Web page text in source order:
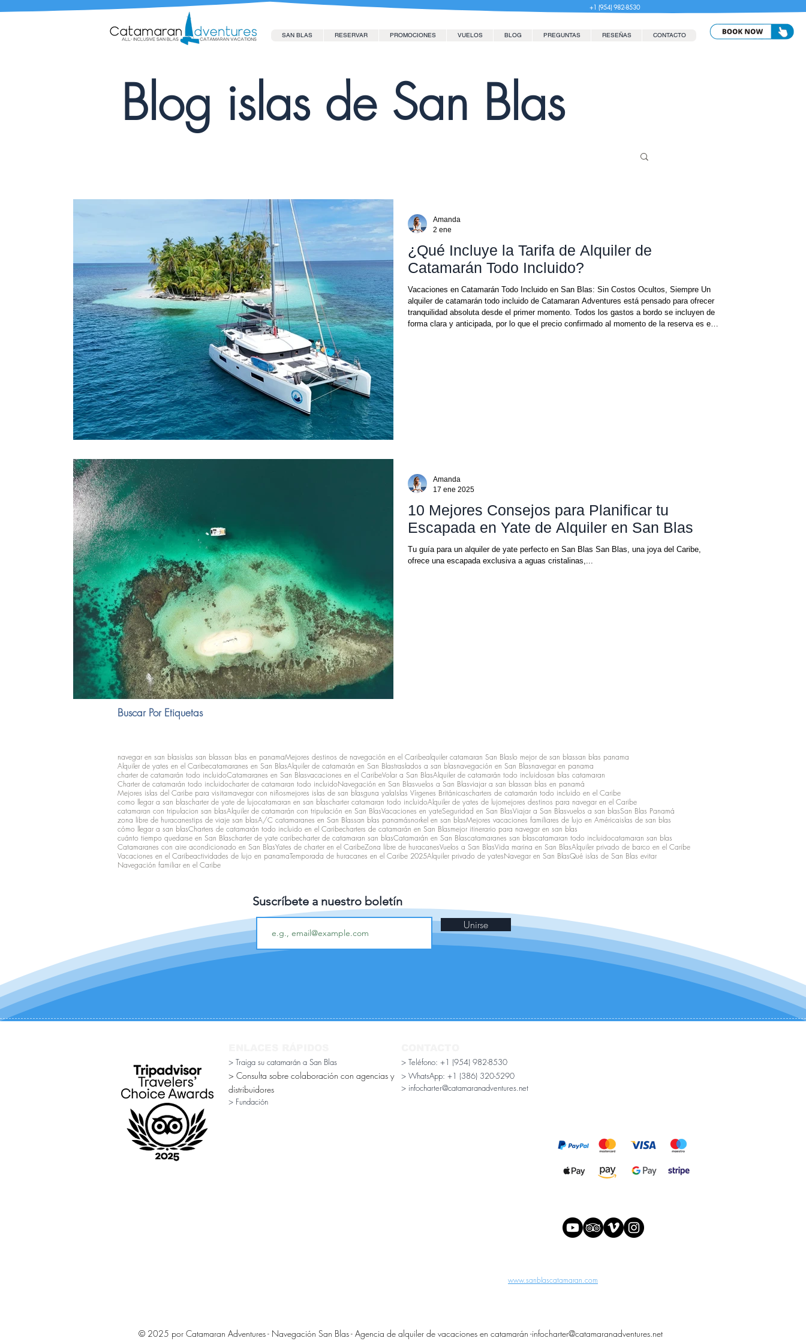
+1 (954) 982-8530
SAN BLAS RESERVAR PROMOCIONES VUELOS BLOG PREGUNTAS RESEÑAS CONTACTO
Blog islas de San Blas
¿Qué Incluye la Tarifa de Alquiler de
Catamarán Todo Incluido?
Vacaciones en Catamarán Todo Incluido en San Blas: Sin Costos Ocultos, Siempre Un
alquiler de catamarán todo incluido de Catamaran Adventures está pensado para ofrecer
tranquilidad absoluta desde el primer momento. Todos los gastos a bordo se incluyen de
forma clara y anticipada, por lo que el precio confirmado al momento de la reserva es el
Amanda
2 ene
10 Mejores Consejos para Planificar tu
Escapada en Yate de Alquiler en San Blas
Tu guía para un alquiler de yate perfecto en San Blas San Blas, una joya del Caribe,
ofrece una escapada exclusiva a aguas cristalinas,...
Amanda
17 ene 2025
Buscar Por Etiquetas
navegar en san blasislas san blassan blas en panamaMejores destinos de navegación en el Caribealquiler catamaran San Blaslo mejor de san blassan blas panama
Alquiler de yates en el Caribecatamaranes en San BlasAlquiler de catamarán en San Blastraslados a san blasnavegación en San Blasnavegar en panama
charter de catamarán todo incluidoCatamaranes en San Blasvacaciones en el CaribeVolar a San BlasAlquiler de catamarán todo incluidosan blas catamaran
Charter de catamarán todo incluidocharter de catamaran todo incluidoNavegación en San Blasvuelos a San Blasviajar a san blassan blas en panamá
Mejores islas del Caribe para visitarnavegar con niñosmejores islas de san blasguna yalaIslas Vírgenes Británicascharters de catamarán todo incluido en el Caribe
como llegar a san blascharter de yate de lujocatamaran en san blascharter catamaran todo incluidoAlquiler de yates de lujomejores destinos para navegar en el Caribe
catamaran con tripulacion san blasAlquiler de catamarán con tripulación en San BlasVacaciones en yateSeguridad en San BlasViajar a San Blasvuelos a san blasSan Blas Panamá
zona libre de huracanestips de viaje san blasA/C catamaranes en San Blassan blas panamásnorkel en san blasMejores vacaciones familiares de lujo en Américaislas de san blas
cómo llegar a san blasCharters de catamarán todo incluido en el Caribecharters de catamarán en San Blasmejor itinerario para navegar en san blas
cuánto tiempo quedarse en San Blascharter de yate caribecharter de catamaran san blasCatamarán en San Blascatamaranes san blascatamaran todo incluidocatamaran san blas
Catamaranes con aire acondicionado en San BlasYates de charter en el CaribeZona libre de huracanesVuelos a San BlasVida marina en San BlasAlquiler privado de barco en el Caribe
Vacaciones en el Caribeactividades de lujo en panamaTemporada de huracanes en el Caribe 2025Alquiler privado de yatesNavegar en San BlasQué islas de San Blas evitar
Navegación familiar en el Caribe
Suscríbete a nuestro boletín
Unirse
> Traiga su catamarán a San Blas
> Consulta sobre colaboración con agencias y
distribuidores
> Fundación
> Teléfono: +1 (954) 982-8530
> WhatsApp: +1 (386) 320-5290
> infocharter@catamaranadventures.net
www.sanblascatamaran.com
© 2025 por Catamaran Adventures - Navegación San Blas - Agencia de alquiler de vacaciones en catamarán -infocharter@catamaranadventures.net